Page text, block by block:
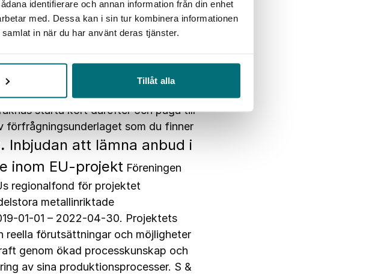
identifierare och annan information från din enhet
med. Dessa kan i sin tur kombinera informationen
in när du har använt deras tjänster.
Tillåt alla
genom ökad
och digitalisering av sina
och mångfald som hävstång.S
del i projektet som avser
avtal med en leverantör.
starta kort därefter och pågå till
förfrågningsunderlaget som du finner
Inbjudan att lämna anbud i
inom EU-projekt Föreningen
regionalfond för projektet
metallinriktade
01-01 – 2022-04-30. Projektets
reella förutsättningar och möjligheter
genom ökad processkunskap och
av sina produktionsprocesser. S &